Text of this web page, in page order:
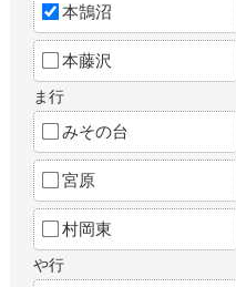
本鵠沼
本藤沢
ま行
みその台
宮原
村岡東
や行